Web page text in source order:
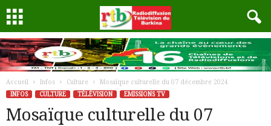
Accueil Infos Culture
Mosaïque culturelle du 07 décembre 2024
INFOS
CULTURE TÉLÉVISION EMISSIONS TV
Mosaïque culturelle du 07